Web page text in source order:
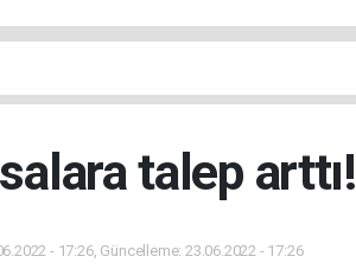
talep arttı!
- 17:26, Güncelleme: 23.06.2022 - 17:26